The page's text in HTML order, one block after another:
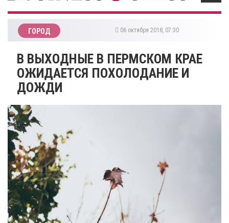
ГОРОД 06 октября 2018, 07:30
​В ВЫХОДНЫЕ В ПЕРМСКОМ КРАЕ
ОЖИДАЕТСЯ ПОХОЛОДАНИЕ И
ДОЖДИ